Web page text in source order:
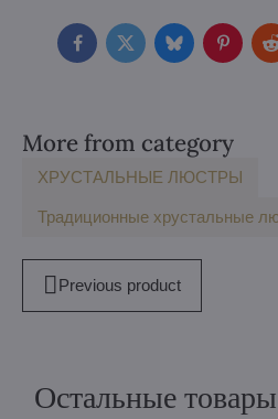
FacebookTwitterBluesky
More from category
ХРУСТАЛЬНЫЕ ЛЮСТРЫ
Традиционные хрустальные
Previous product
Остальные